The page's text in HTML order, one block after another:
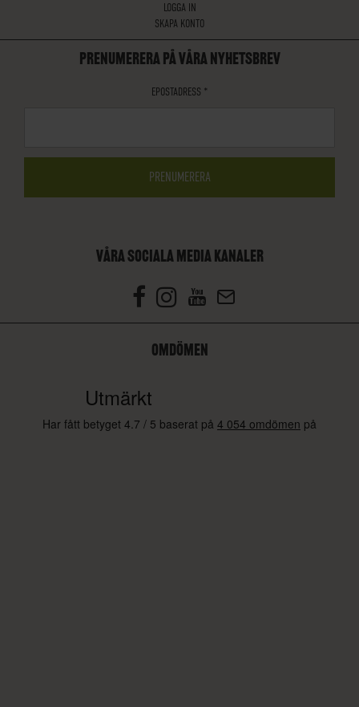
LOGGA IN
SKAPA KONTO
PRENUMERERA PÅ VÅRA NYHETSBREV
EPOSTADRESS *
VÅRA SOCIALA MEDIA KANALER
OMDÖMEN